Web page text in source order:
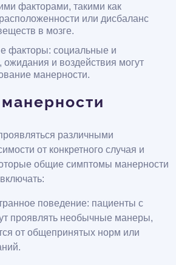
факторами, такими как
или дисбаланс
в мозге.
факторы: социальные и
и воздействия могут
манерности.
различными
от конкретного случая и
общие симптомы манерности
поведение: пациенты с
проявлять необычные манеры,
от общепринятых норм или